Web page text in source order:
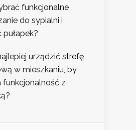
funkcjonalne
do sypialni i
pułapek?
urządzić strefę
w mieszkaniu, by
funkcjonalność z